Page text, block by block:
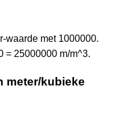
waarde met 1000000.
= 25000000 m/m^3.
meter/kubieke